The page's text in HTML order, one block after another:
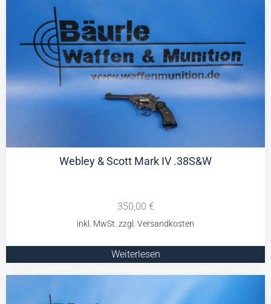
Webley & Scott Mark IV .38S&W
350,00 €
Weiterlesen